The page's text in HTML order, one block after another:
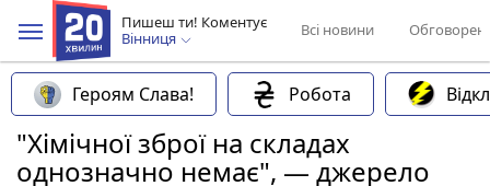
Пишеш ти! Коментує
Вінниця
Всі новини
Героям Слава! Робота
"Хімічної зброї на складах
однозначно немає", — джерело